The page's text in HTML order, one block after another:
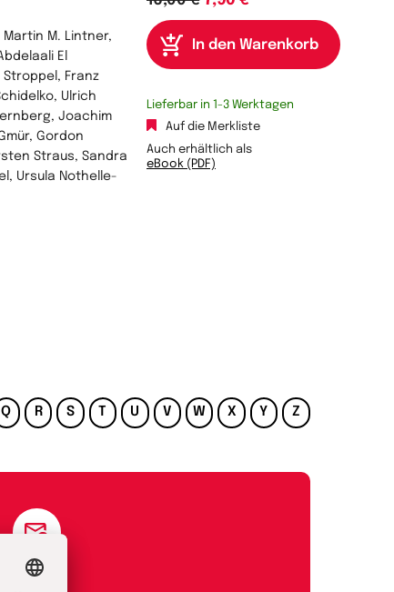
M. Lintner,
El
Stroppel, Franz
Ulrich
Joachim
Gordon
Straus, Sandra
Ursula Nothelle-
Lieferbar in 1-3 Werktagen
Auf die Merkliste
Auch erhältlich als
eBook (PDF)
Q R S T U V W X Y Z